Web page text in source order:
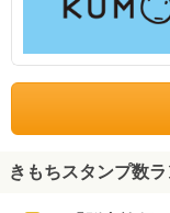
きもちスタンプ数